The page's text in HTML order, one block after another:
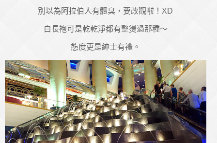
別以為阿拉伯人有體臭，要改觀啦！XD
白長袍可是乾乾淨都有整燙過那種～
態度更是紳士有禮。